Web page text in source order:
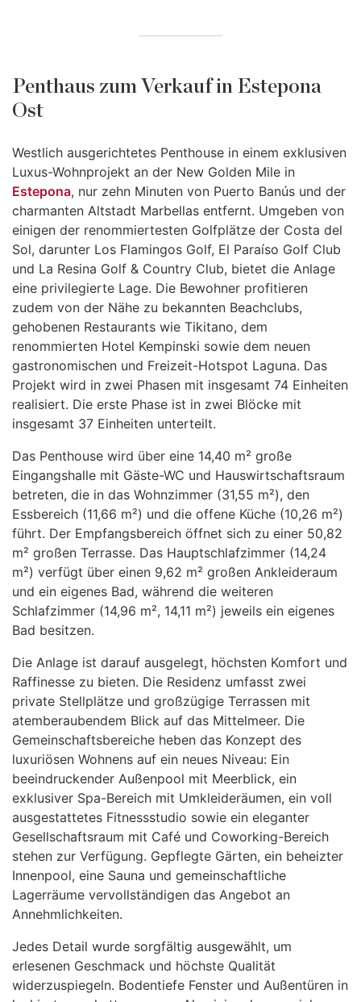
Penthaus zum Verkauf in Estepona
Ost
Westlich ausgerichtetes Penthouse in einem exklusiven
Luxus-Wohnprojekt an der New Golden Mile in
Estepona, nur zehn Minuten von Puerto Banús und der
charmanten Altstadt Marbellas entfernt. Umgeben von
einigen der renommiertesten Golfplätze der Costa del
Sol, darunter Los Flamingos Golf, El Paraíso Golf Club
und La Resina Golf & Country Club, bietet die Anlage
eine privilegierte Lage. Die Bewohner profitieren
zudem von der Nähe zu bekannten Beachclubs,
gehobenen Restaurants wie Tikitano, dem
renommierten Hotel Kempinski sowie dem neuen
gastronomischen und Freizeit-Hotspot Laguna. Das
Projekt wird in zwei Phasen mit insgesamt 74 Einheiten
realisiert. Die erste Phase ist in zwei Blöcke mit
insgesamt 37 Einheiten unterteilt.
Das Penthouse wird über eine 14,40 m² große
Eingangshalle mit Gäste-WC und Hauswirtschaftsraum
betreten, die in das Wohnzimmer (31,55 m²), den
Essbereich (11,66 m²) und die offene Küche (10,26 m²)
führt. Der Empfangsbereich öffnet sich zu einer 50,82
m² großen Terrasse. Das Hauptschlafzimmer (14,24
m²) verfügt über einen 9,62 m² großen Ankleideraum
und ein eigenes Bad, während die weiteren
Schlafzimmer (14,96 m², 14,11 m²) jeweils ein eigenes
Bad besitzen.
Die Anlage ist darauf ausgelegt, höchsten Komfort und
Raffinesse zu bieten. Die Residenz umfasst zwei
private Stellplätze und großzügige Terrassen mit
atemberaubendem Blick auf das Mittelmeer. Die
Gemeinschaftsbereiche heben das Konzept des
luxuriösen Wohnens auf ein neues Niveau: Ein
beeindruckender Außenpool mit Meerblick, ein
exklusiver Spa-Bereich mit Umkleideräumen, ein voll
ausgestattetes Fitnessstudio sowie ein eleganter
Gesellschaftsraum mit Café und Coworking-Bereich
stehen zur Verfügung. Gepflegte Gärten, ein beheizter
Innenpool, eine Sauna und gemeinschaftliche
Lagerräume vervollständigen das Angebot an
Annehmlichkeiten.
Jedes Detail wurde sorgfältig ausgewählt, um
erlesenen Geschmack und höchste Qualität
widerzuspiegeln. Bodentiefe Fenster und Außentüren in